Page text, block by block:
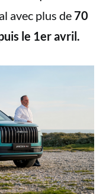
avec plus de 70
le 1er avril.